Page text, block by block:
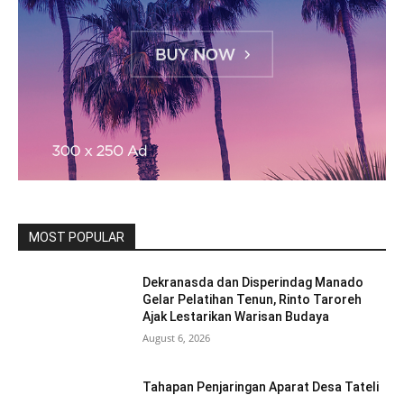
MOST POPULAR
Dekranasda dan Disperindag Manado
Gelar Pelatihan Tenun, Rinto Taroreh
Ajak Lestarikan Warisan Budaya
August 6, 2026
Tahapan Penjaringan Aparat Desa Tateli